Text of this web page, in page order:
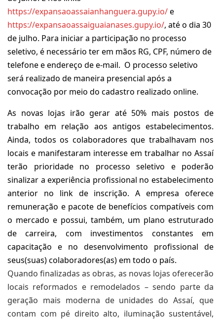
https://expansaoassaianhanguera.gupy.io/e
https://expansaoassaiguaianases.gupy.io/, até o dia 30
de julho. Para iniciar a participação no processo
seletivo, é necessário ter em mãos RG, CPF, número de
telefone e endereço de e-mail. O processo seletivo
será realizado de maneira presencial após a
convocação por meio do cadastro realizado online.
As novas lojas irão gerar até 50% mais postos de
trabalho em relação aos antigos estabelecimentos.
Ainda, todos os colaboradores que trabalhavam nos
locais e manifestaram interesse em trabalhar no Assaí
terão prioridade no processo seletivo e poderão
sinalizar a experiência profissional no estabelecimento
anterior no link de inscrição. A empresa oferece
remuneração e pacote de benefícios compatíveis com
o mercado e possui, também, um plano estruturado
de carreira, com investimentos constantes em
capacitação e no desenvolvimento profissional de
seus(suas) colaboradores(as) em todo o país.
Quando finalizadas as obras, as novas lojas oferecerão
locais reformados e remodelados – sendo parte da
geração mais moderna de unidades do Assaí, que
contam com pé direito alto, iluminação sustentável,